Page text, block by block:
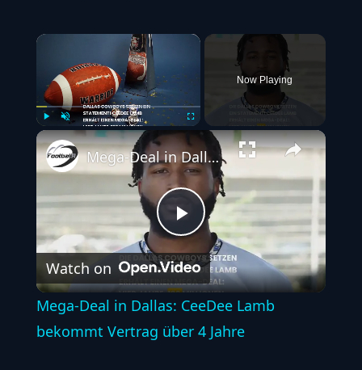
×
Play Unmute Fullscreen
Now Playing
Play
Video
Mega-Deal in Dallas: CeeDee Lamb bekommt Vertrag über 4 Jahre
Watch on
Mega-Deal in Dallas: CeeDee Lamb
bekommt Vertrag über 4 Jahre